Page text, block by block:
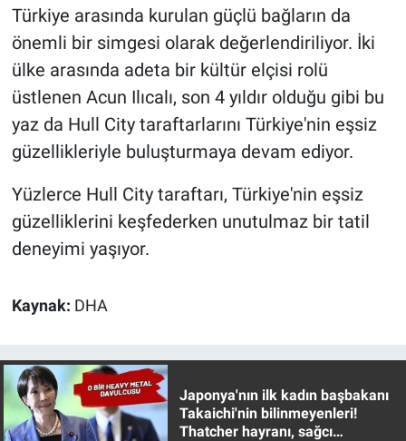
Türkiye arasında kurulan güçlü bağların da
önemli bir simgesi olarak değerlendiriliyor. İki
ülke arasında adeta bir kültür elçisi rolü
üstlenen Acun Ilıcalı, son 4 yıldır olduğu gibi bu
yaz da Hull City taraftarlarını Türkiye'nin eşsiz
güzellikleriyle buluşturmaya devam ediyor.
Yüzlerce Hull City taraftarı, Türkiye'nin eşsiz
güzelliklerini keşfederken unutulmaz bir tatil
deneyimi yaşıyor.
Kaynak: DHA
Japonya'nın ilk kadın başbakanı
Takaichi'nin bilinmeyenleri!
Thatcher hayranı, sağcı
Sağlık
Spor
Teknoloji
Türkiye'nin Geleceği
Türkiye'nin Gündemi
Yerel Gündem
Yerel Yaşam